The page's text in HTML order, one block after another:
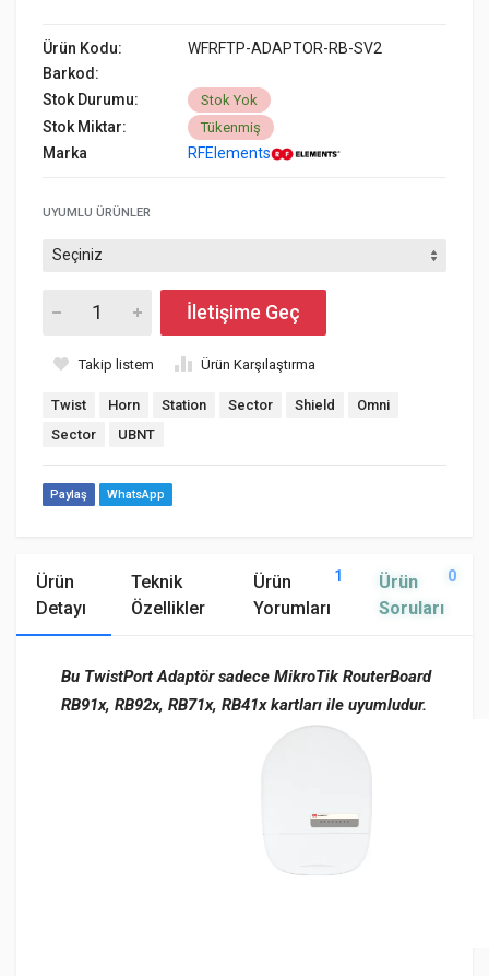
Ürün Kodu:
WFRFTP-ADAPTOR-RB-SV2
Barkod:
Stok Durumu:
Stok Yok
Stok Miktar: Tükenmiş
Marka RFElements
UYUMLU ÜRÜNLER
İletişime Geç
Takip listem Ürün Karşılaştırma
Twist Horn Station Sector Shield
Omni
Sector
UBNT
Paylaş WhatsApp
Ürün
Detayı
Teknik
Özellikler
Ürün
Yorumları
1
Ürün
Soruları
0
Bu TwistPort Adaptör sadece MikroTik RouterBoard
RB91x, RB92x, RB71x, RB41x kartları ile uyumludur.